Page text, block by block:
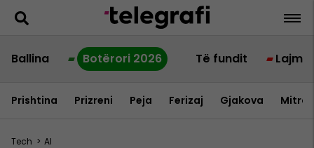
Ballina Botërori 2026 Të fundit Lajme
Prishtina Prizreni Peja Ferizaj Gjakova
Tech > AI